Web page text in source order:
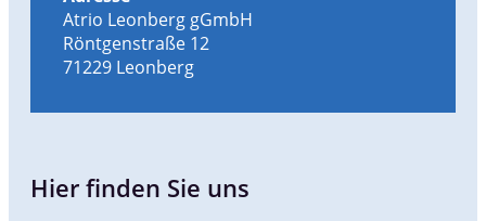
Atrio Leonberg gGmbH
Röntgenstraße 12
71229 Leonberg
Hier finden Sie uns